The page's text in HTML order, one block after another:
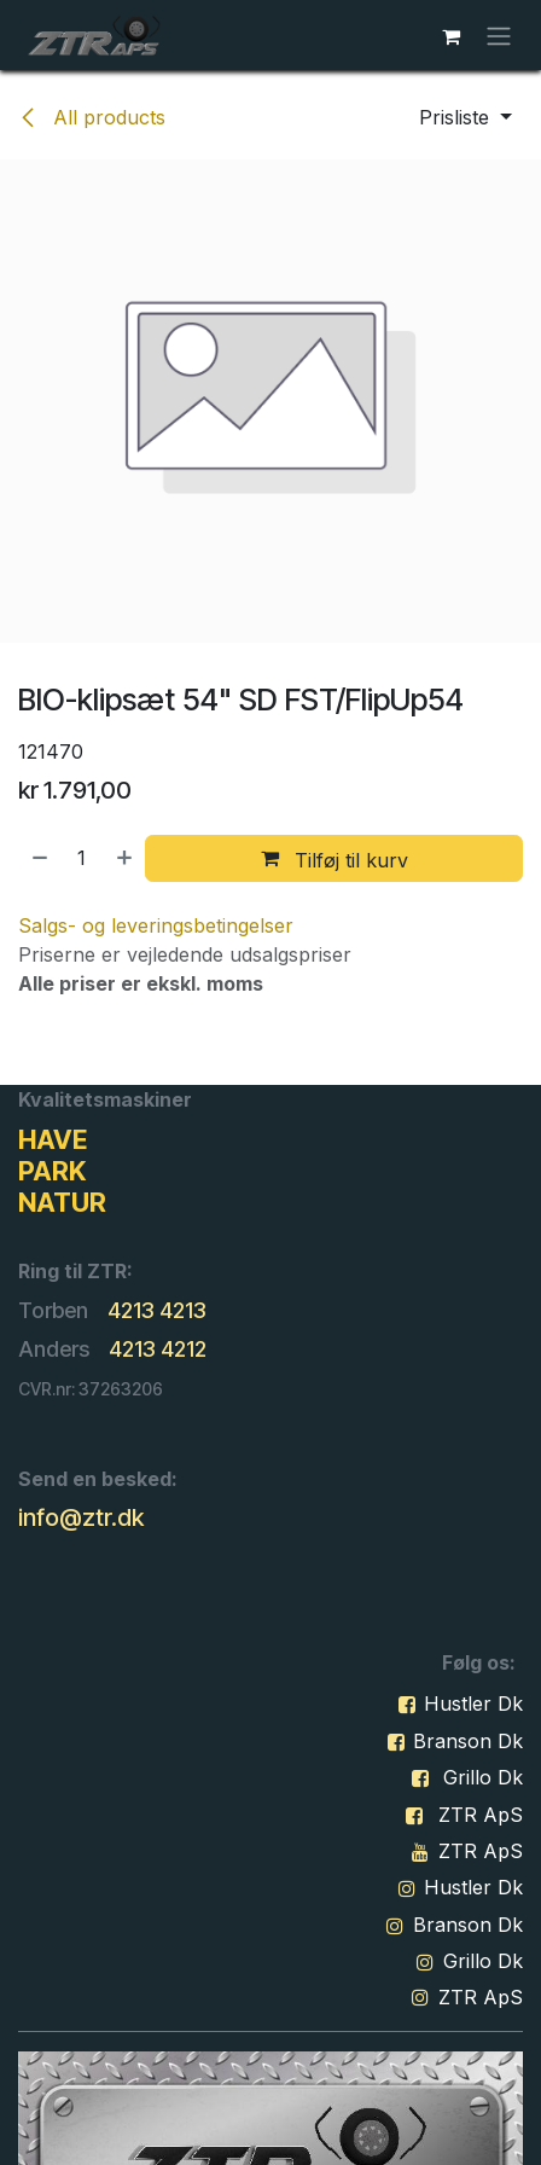
All products Prisliste
BIO-klipsæt 54" SD FST/FlipUp54
121470
kr1.791,00
Tilføj til kurv
Salgs- og leveringsbetingelser
Priserne er vejledende udsalgspriser
Alle priser er ekskl. moms
Kvalitetsmaskiner
HAVE
PARK
NATUR
Ring til ZTR:
Torben
4213 4213
Anders
4213 4212
CVR.nr: 37263206
Send en besked:
info@ztr.dk
Følg os:
Hustler Dk
Branson Dk
Grillo Dk
ZTR ApS
ZTR ApS
Hustler Dk
Branson Dk
Grillo Dk
ZTR ApS